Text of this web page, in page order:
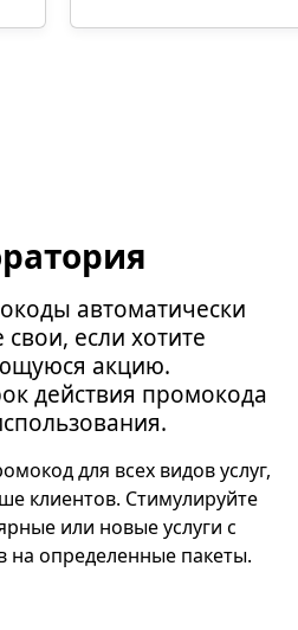
автоматически
если хотите
акцию.
действия промокода
для всех видов услуг,
клиентов. Стимулируйте
или новые услуги с
определенные пакеты.